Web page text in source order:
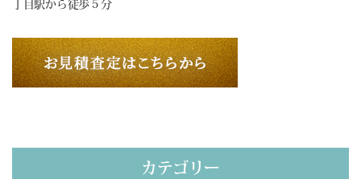
丁目駅から徒歩５分
カテゴリー